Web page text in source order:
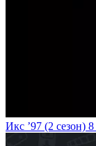
Икс ’97 (2 сезон) 8